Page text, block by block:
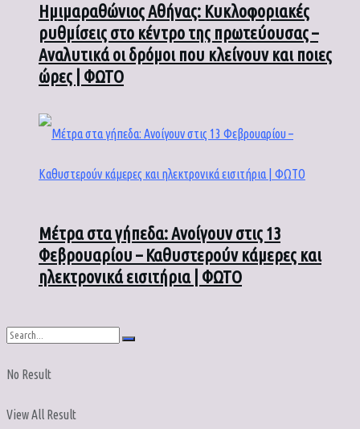
Ημιμαραθώνιος Αθήνας: Κυκλοφοριακές
ρυθμίσεις στο κέντρο της πρωτεύουσας –
Αναλυτικά οι δρόμοι που κλείνουν και ποιες
ώρες | ΦΩΤΟ
Μέτρα στα γήπεδα: Ανοίγουν στις 13
Φεβρουαρίου – Καθυστερούν κάμερες και
ηλεκτρονικά εισιτήρια | ΦΩΤΟ
No Result
View All Result